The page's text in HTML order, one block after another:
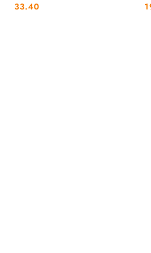
Cena:
33.40